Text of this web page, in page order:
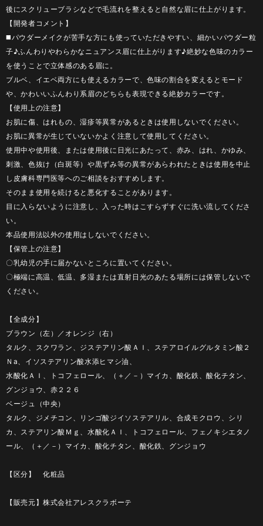
後にスクリューブラシなどで毛流れを整えると自然な眉に仕上がります。
【開発者コメント】
◼️パウダーメイクが苦手な方にも使っていただきやすい、細かいパウダー粒
子♪ふんわりやわらかなニュアンス眉に仕上がります♪絶妙な色味のカラー
を使うことで立体感のある眉に。
ブルベ、イエベ両方にも使えるカラーで、色味の割合を変えるとモード
や、かわいいふんわり系眉のどちらも表現できる絶妙カラーです。
【使用上の注意】
お肌に傷、はれもの、湿疹等異常があるときは使用しないでください。
お肌に異常が生じていないかよく注意して使用してください。
使用中や使用後、または使用後に日光にあたって、赤み、はれ、かゆみ、
刺激、色抜け（白斑等）や黒ずみ等の異常があらわれたときは使用を中止
し皮膚科専門医等へのご相談をおすすめします。
そのまま使用を続けると悪化することがあります。
目に入らないように注意し、入った時はこすらずすぐに洗い流してくださ
い。
本品使用法以外の使用はしないでください。
【保管上の注意】
〇乳幼児の手に届かないところに置いてください。
〇極端に高温、低温、多湿または直射日光のあたる場所には保管しないで
ください。
【全成分】
ブラウン（左）／オレンジ（右）
タルク、スクワラン、ジステアリン酸ＡＩ、ステアロイルグルタミン酸２
Ｎa、イソステアリン酸水添ヒマシ油、
水酸化ＡＩ、トコフェロール、（＋／－）マイカ、酸化鉄、酸化チタン、
グンジョウ、赤２２６
ベージュ（中央）
タルク、ジメチコン、リンゴ酸ジイソステアリル、合成モクロウ、シリ
カ、ステアリン酸Ｍｇ、水酸化ＡＩ、トコフェロール、フェノキシエタノ
ール、（＋／－）マイカ、酸化チタン、酸化鉄、グンジョウ
【区分】 化粧品
【販売元】株式会社アレスクラボーテ